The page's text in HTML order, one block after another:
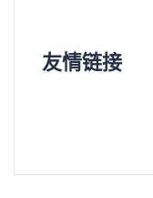
友情链接